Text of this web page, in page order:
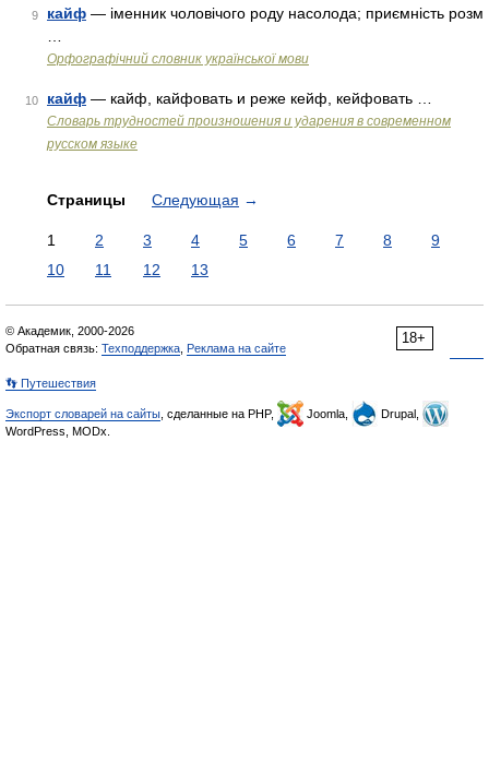
9 кайф — іменник чоловічого роду насолода; приємність розм
Орфографічний словник української мови
10 кайф — кайф, кайфовать и реже кейф, кейфовать …
Словарь трудностей произношения и ударения в современном
русском языке
Страницы Следующая →
1 2 3 4 5 6 7 8
9
10
11 12 13
18+
© Академик, 2000-2026
Обратная связь: Техподдержка Реклама на сайте
👣 Путешествия
Экспорт словарей на сайты , сделанные на PHP, Joomla,
Drupal,
WordPress, MODx.